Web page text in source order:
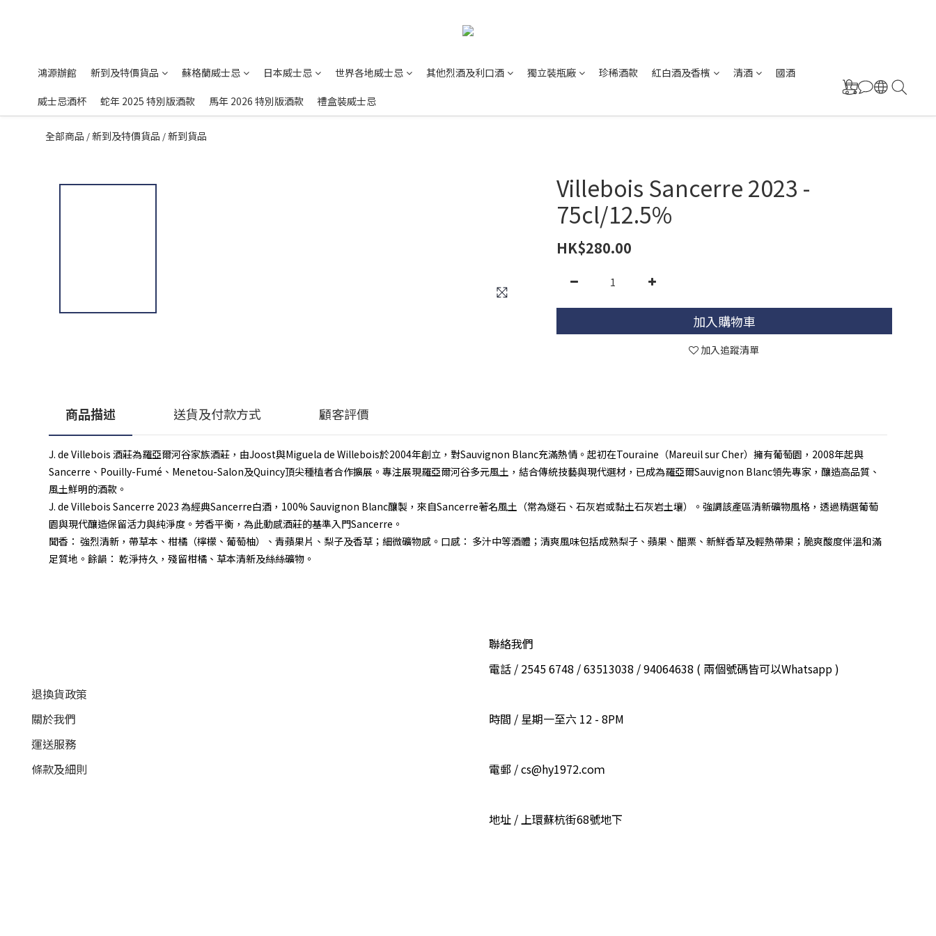
鴻源辦館 新到及特價貨品 蘇格蘭威士忌 日本威士忌 世界各地威士忌 其他烈酒及利口酒 獨立裝瓶廠 珍稀酒款 紅白酒及香檳 清酒 國酒
威士忌酒杯 蛇年 2025 特別版酒款 馬年 2026 特別版酒款 禮盒裝威士忌
全部商品 /新到及特價貨品 /新到貨品
Villebois Sancerre 2023 -
75cl/12.5%
HK$280.00
加入購物車
加入追蹤清單
商品描述 送貨及付款方式 顧客評價
J. de Villebois 酒莊為羅亞爾河谷家族酒莊，由Joost與Miguela de Willebois於2004年創立，對Sauvignon Blanc充滿熱情。起初在Touraine（Mareuil sur Cher）擁有葡萄園，2008年起與
Sancerre、Pouilly-Fumé、Menetou-Salon及Quincy頂尖種植者合作擴展。專注展現羅亞爾河谷多元風土，結合傳統技藝與現代選材，已成為羅亞爾Sauvignon Blanc領先專家，釀造高品質、
風土鮮明的酒款。
J. de Villebois Sancerre 2023 為經典Sancerre白酒，100% Sauvignon Blanc釀製，來自Sancerre著名風土（常為燧石、石灰岩或黏土石灰岩土壤）。強調該產區清新礦物風格，透過精選葡萄
園與現代釀造保留活力與純淨度。芳香平衡，為此動感酒莊的基準入門Sancerre。
聞香： 強烈清新，帶草本、柑橘（檸檬、葡萄柚）、青蘋果片、梨子及香草；細微礦物感。口感： 多汁中等酒體；清爽風味包括成熟梨子、蘋果、醋栗、新鮮香草及輕熱帶果；脆爽酸度伴溫和滿
足質地。餘韻： 乾淨持久，殘留柑橘、草本清新及絲絲礦物。
退換貨政策
關於我們
運送服務
條款及細則
聯絡我們
電話 / 2545 6748 / 63513038 / 94064638 ( 兩個號碼皆可以Whatsapp )
時間 / 星期一至六 12 - 8PM
電郵 / cs@hy1972.coｍ
地址 / 上環蘇杭街68號地下